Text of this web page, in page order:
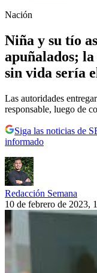
Nación
Niña y su tío
apuñalados;
sin vida sería
Las autoridades
responsable, luego de
Siga las noticias de
informado
Redacción Semana
10 de febrero de 2023,